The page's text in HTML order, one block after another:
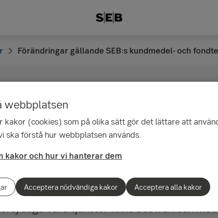
Förändringar gällande SEB:s kundmedel- och
och
våra tjänster finns det från och
webbplatsen
kakor (cookies) som på olika sätt gör det lättare att
ska förstå hur webbplatsen används.
kakor och hur vi hanterar dem
Acceptera nödvändiga kakor Acceptera alla kakor